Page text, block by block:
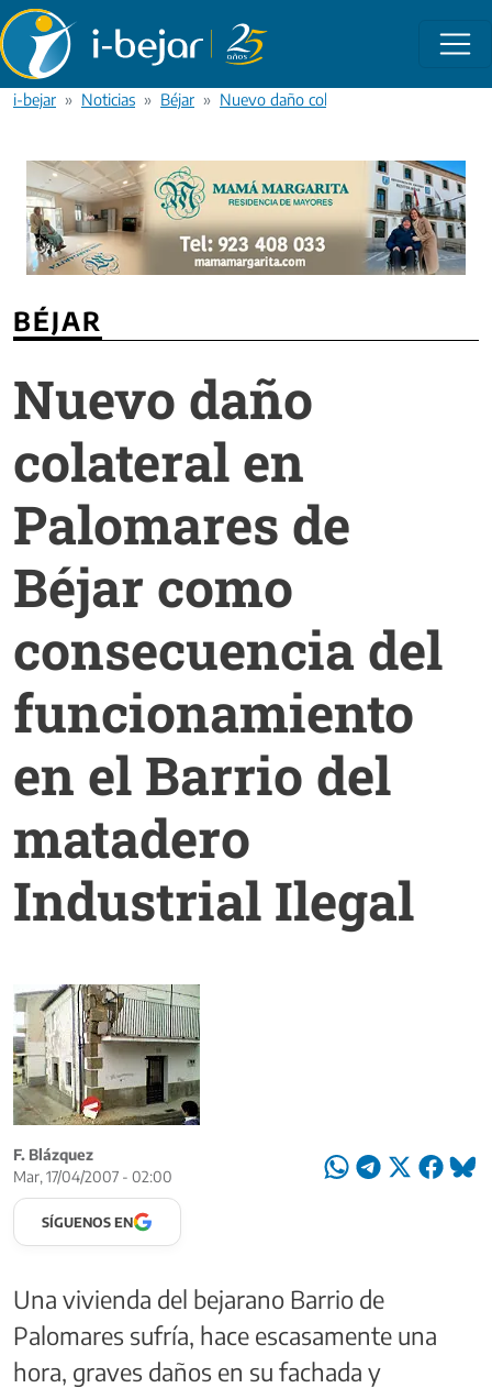
Pasar al contenido principal
i-bejar Noticias Béjar Nuevo daño colateral en Palomares de
BÉJAR
Nuevo daño
colateral en
Palomares de
Béjar como
consecuencia del
funcionamiento
en el Barrio del
matadero
Industrial Ilegal
F. Blázquez
Mar, 17/04/2007 - 02:00
SÍGUENOS EN
Una vivienda del bejarano Barrio de
Palomares sufría, hace escasamente una
hora, graves daños en su fachada y